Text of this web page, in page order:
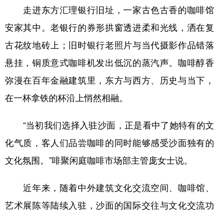
走进东方汇理银行旧址，一家古色古香的咖啡馆
安家其中。老银行的券形拱窗透进柔和光线，洒在复
古花纹地砖上；旧时银行老照片与当代摄影作品错落
悬挂，铜质意式咖啡机发出低沉的蒸汽声。咖啡醇香
弥漫在百年金融建筑里，东方与西方、历史与当下，
在一杯拿铁的杯沿上悄然相融。
“当初我们选择入驻沙面，正是看中了她特有的文
化气质，客人们品尝咖啡的同时能够感受沙面独有的
文化氛围。”啡聚闲庭咖啡市场部主管庞女士说。
近年来，随着中外建筑文化交流空间、咖啡馆、
艺术展陈等陆续入驻，沙面的国际交往与文化交流功